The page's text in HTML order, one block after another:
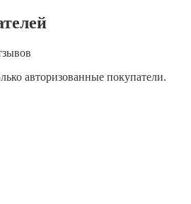
авторизованные покупатели.